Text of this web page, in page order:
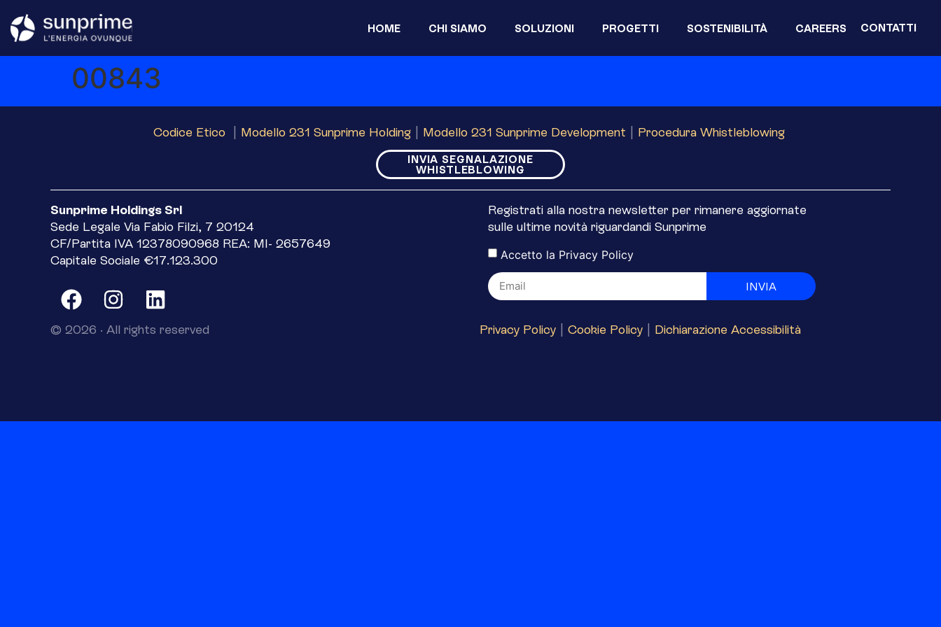
HOME CHI SIAMO SOLUZIONI PROGETTI SOSTENIBILITÀ CAREERS CONTATTI
00843
Codice Etico Modello 231 Sunprime Holding| Modello 231 Sunprime Development Procedura Whistleblowing
INVIA SEGNALAZIONE
WHISTLEBLOWING
Sunprime Holdings Srl
Sede Legale Via Fabio Filzi, 7 20124
CF/Partita IVA 12378090968 REA: MI- 2657649
Capitale Sociale €17.123.300
Registrati alla nostra newsletter per rimanere aggiornate
sulle ultime novità riguardandi Sunprime
Accetto la Privacy Policy
INVIA
© 2026 · All rights reserved Privacy Policy| Cookie Policy| Dichiarazione Accessibilità